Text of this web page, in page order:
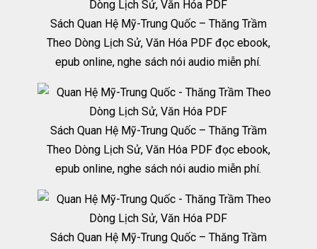
Sách Quan Hệ Mỹ-Trung Quốc – Thăng Trầm
Theo Dòng Lịch Sử, Văn Hóa PDF đọc ebook,
epub online, nghe sách nói audio miễn phí.
Sách Quan Hệ Mỹ-Trung Quốc – Thăng Trầm
Theo Dòng Lịch Sử, Văn Hóa PDF đọc ebook,
epub online, nghe sách nói audio miễn phí.
Sách Quan Hệ Mỹ-Trung Quốc – Thăng Trầm